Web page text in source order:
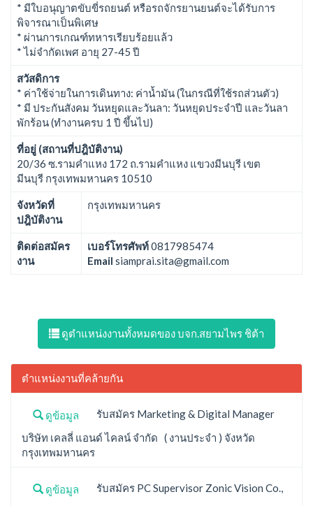
* มีใบอนุญาตขับขี่รถยนต์ หรือรถจักรยานยนต์จะได้รับการ
พิจารณาเป็นพิเศษ
* ผ่านการเกณฑ์ทหารเรียบร้อยแล้ว
* ไม่จำกัดเพศ อายุ 27-45 ปี
สวัสดิการ
* ค่าใช้จ่ายในการเดินทาง: ค่าน้ำมัน (ในกรณีที่ใช้รถส่วนตัว)
* มี ประกันสังคม วันหยุดและวันลา: วันหยุดประจำปี และวันลา
พักร้อน (ทำงานครบ 1 ปี ขึ้นไป)
ที่อยู่ (สถานที่ปฎิบัติงาน)
20/36 ซ.รามคำแหง 172 ถ.รามคำแหง แขวงมีนบุรี เขต
มีนบุรี กรุงเทพมหานคร 10510
จังหวัดที่
ปฎิบัติงาน
กรุงเทพมหานคร
ติดต่อสมัคร
งาน
เบอร์โทรศัพท์0817985474
Email siamprai.sita@gmail.com
ดูตำแหน่งงานทั้งหมดของ บจก.สยามไพร ชิต้า
ตำแหน่งงานที่คล้ายกัน
ดูข้อมูล
รับสมัคร Marketing & Digital Manager
บริษัท เคลลี่ แอนด์ ไคลน์ จำกัด ( งานประจำ ) จังหวัด
กรุงเทพมหานคร
ดูข้อมูล
รับสมัคร PC Supervisor Zonic Vision Co.,